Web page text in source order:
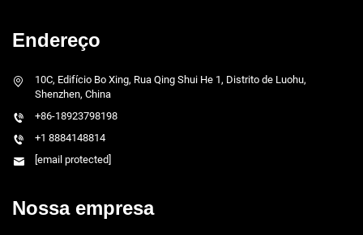
Endereço
10C, Edifício Bo Xing, Rua Qing Shui He 1, Distrito de Luohu,
Shenzhen, China
+86-18923798198
+1 8884148814
[email protected]
Nossa empresa